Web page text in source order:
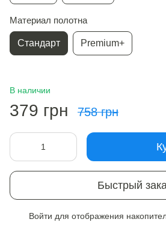
Материал полотна
Стандарт Premium+
В наличии
379 грн 758 грн
Быстрый
Войти для отображения